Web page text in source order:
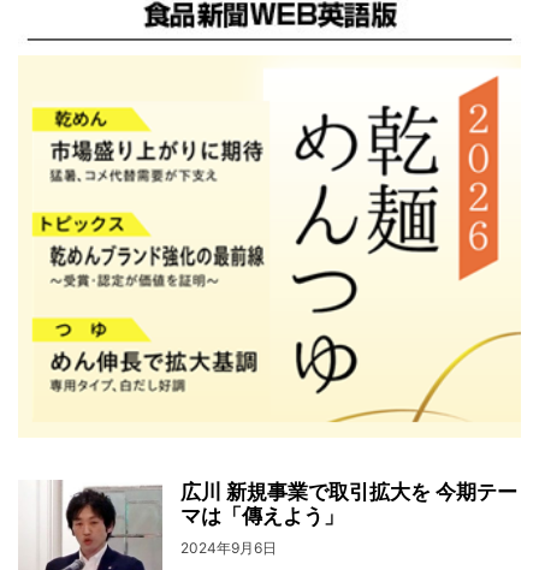
広川 新規事業で取引拡大を 今期テー
マは「傳えよう」
2024年9月6日